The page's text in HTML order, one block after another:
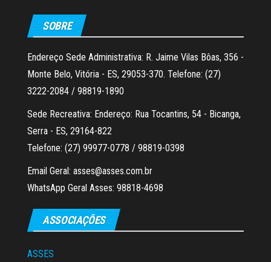
SOBRE
Endereço Sede Administrativa: R. Jaime Vilas Bôas, 356 -
Monte Belo, Vitória - ES, 29053-370. Telefone: (27)
3222-2084 / 98819-1890
Sede Recreativa: Endereço: Rua Tocantins, 54 - Bicanga,
Serra - ES, 29164-822
Telefone: (27) 99977-0778 / 98819-0398
Email Geral: asses@asses.com.br
WhatsApp Geral Asses: 98818-4698
ASSOCIAÇÕES
ASSES